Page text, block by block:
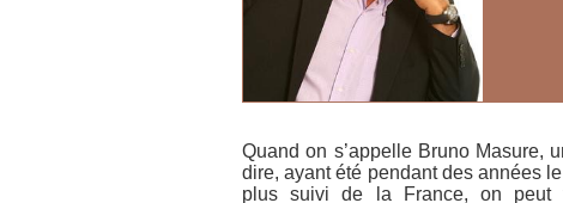
Quand on s’appelle Bruno Masure,
dire, ayant été pendant des années
plus suivi de la France, on peut